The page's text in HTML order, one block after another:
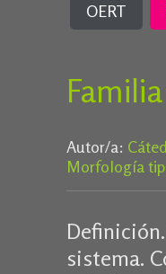
OERT
Autor/a:
Morfología
sistema.